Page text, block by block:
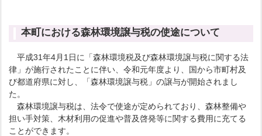
本町における森林環境譲与税の使途について
平成31年4月1日に「森林環境税及び森林環境譲与税に関する法
律」が施行されたことに伴い、令和元年度より、国から市町村及
び都道府県に対し、「森林環境譲与税」の譲与が開始されまし
た。
森林環境譲与税は、法令で使途が定められており、森林整備や
担い手対策、木材利用の促進や普及啓発等に関する費用に充てる
ことができます。